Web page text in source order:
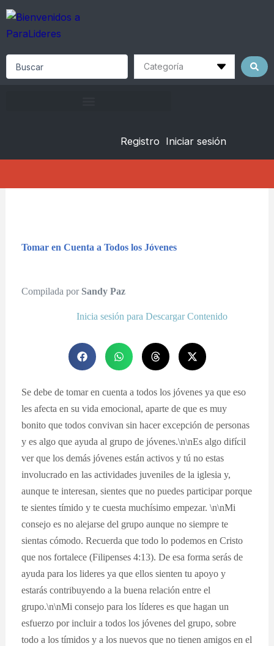
Skip
content
Registro Iniciar sesión
Tomar en Cuenta a Todos los Jóvenes
Compilada por Sandy Paz
Inicia sesión para Descargar Contenido
Se debe de tomar en cuenta a todos los jóvenes ya que eso
les afecta en su vida emocional, aparte de que es muy
bonito que todos convivan sin hacer excepción de personas
y es algo que ayuda al grupo de jóvenes.\n\nEs algo difícil
ver que los demás jóvenes están activos y tú no estas
involucrado en las actividades juveniles de la iglesia y,
aunque te interesan, sientes que no puedes participar porque
te sientes tímido y te cuesta muchísimo empezar. \n\nMi
consejo es no alejarse del grupo aunque no siempre te
sientas cómodo. Recuerda que todo lo podemos en Cristo
que nos fortalece (Filipenses 4:13). De esa forma serás de
ayuda para los lideres ya que ellos sienten tu apoyo y
estarás contribuyendo a la buena relación entre el
grupo.\n\nMi consejo para los líderes es que hagan un
esfuerzo por incluir a todos los jóvenes del grupo, sobre
todo a los tímidos y a los nuevos que no tienen amigos en el